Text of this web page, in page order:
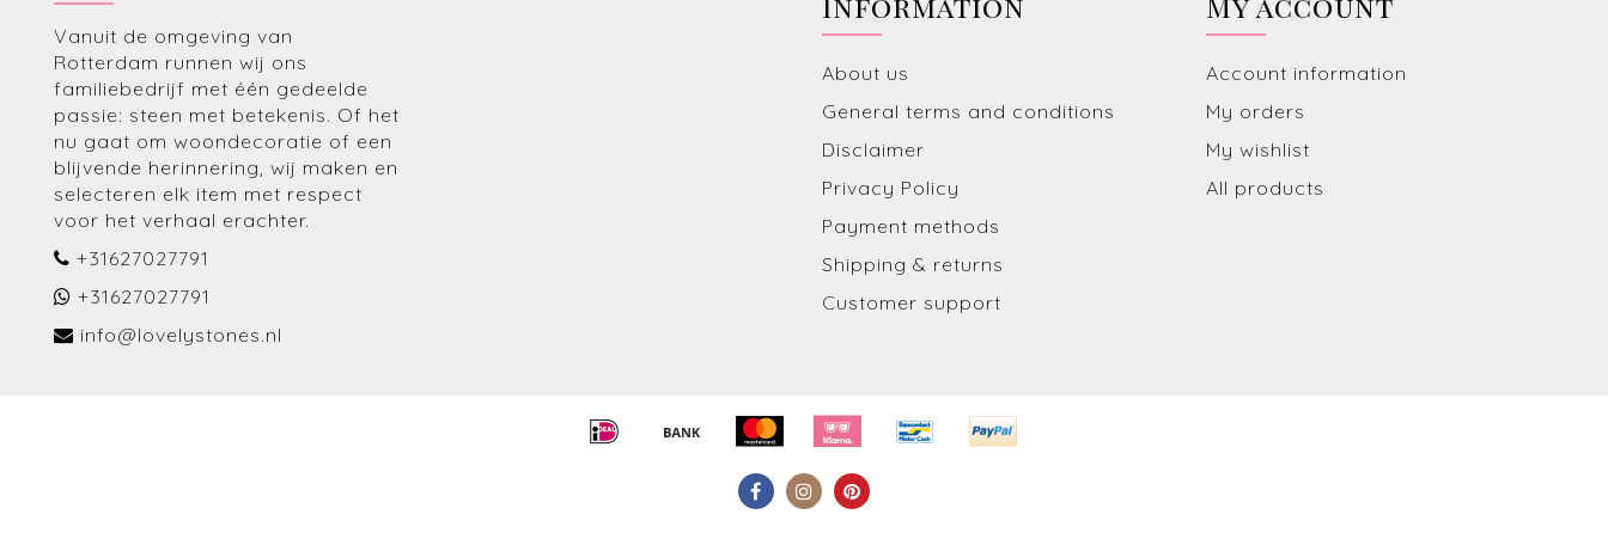
Vanuit de omgeving van
Rotterdam runnen wij ons
familiebedrijf met één gedeelde
passie: steen met betekenis. Of het
nu gaat om woondecoratie of een
blijvende herinnering, wij maken en
selecteren elk item met respect
voor het verhaal erachter.
+31627027791
+31627027791
info@lovelystones.nl
About us
General terms and conditions
Disclaimer
Privacy Policy
Payment methods
Shipping & returns
Customer support
Account information
My orders
My wishlist
All products